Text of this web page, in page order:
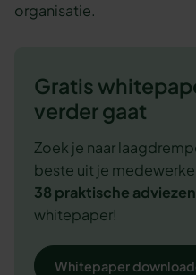
organisatie.
Gratis
verder gaat
Zoek je naar
beste uit je
38 praktische adviezen
whitepaper!
Whitepaper